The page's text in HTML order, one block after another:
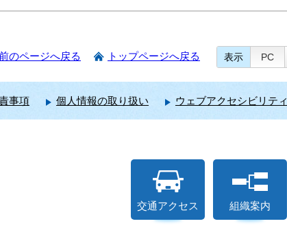
のページへ戻る トップページへ戻る 表示 PC
事項 個人情報の取り扱い ウェブアクセシビリティ
交通アクセス 組織案内